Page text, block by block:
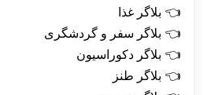
بلاگر غذا
بلاگر سفر و گردشگری
بلاگر دکوراسیون
بلاگر طنز